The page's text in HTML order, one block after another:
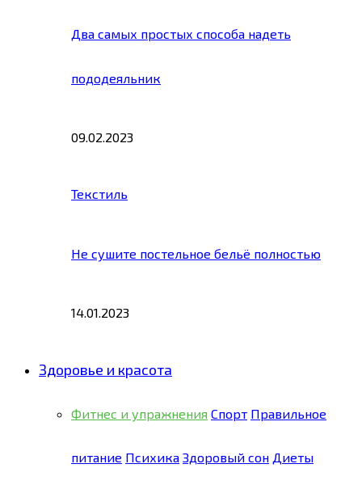
Два самых простых способа надеть
пододеяльник
09.02.2023
Текстиль
Не сушите постельное бельё полностью
14.01.2023
Здоровье и красота
Фитнес и упражнения Спорт Правильное
питание Психика Здоровый сон Диеты